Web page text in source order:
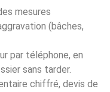
mesures
(bâches,
par téléphone, en
sans tarder.
chiffré, devis de